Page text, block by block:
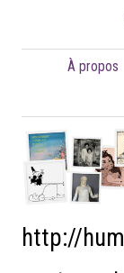
À propos
http://